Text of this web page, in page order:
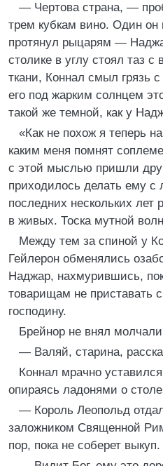
— Чертова страна, —
трем кубкам вино. Один он
протянул рыцарям —
столике в углу стоял таз
ткани, Коннал смыл грязь
его под жарким солнцем
такой же темной, как у
«Как не похож я теперь
каким меня помнят
с этой мыслью пришли
приходилось делать ему
последних нескольких лет
в живых. Тоска мутной
Между тем за спиной у
Гейлерон обменялись
Наджар, нахмурившись,
товарищам не приставать
господину.
Брейнор не внял
— Валяй, старина,
Коннал мрачно
опираясь ладонями о
— Король Леопольд
заложником Священной
пор, пока не соберет выкуп.